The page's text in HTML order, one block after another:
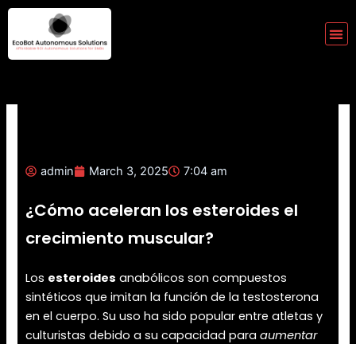
Skip
content
admin March 3, 2025 7:04 am
¿Cómo aceleran los esteroides el
crecimiento muscular?
Los esteroides anabólicos son compuestos
sintéticos que imitan la función de la testosterona
en el cuerpo. Su uso ha sido popular entre atletas y
culturistas debido a su capacidad paraaumentar